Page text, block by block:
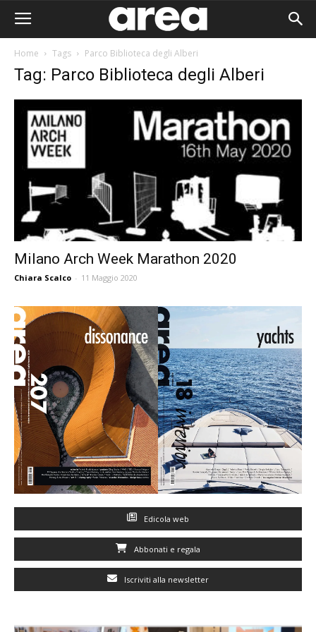
Home Tags Parco Biblioteca degli Alberi
Tag: Parco Biblioteca degli Alberi
Milano Arch Week Marathon 2020
Chiara Scalco - 11 Maggio 2020
Edicola web
Abbonati e regala
Iscriviti alla newsletter